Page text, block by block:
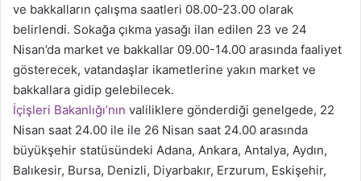
ve bakkalların çalışma saatleri 08.00-23.00 olarak
belirlendi. Sokağa çıkma yasağı ilan edilen 23 ve 24
Nisan’da market ve bakkallar 09.00-14.00 arasında faaliyet
gösterecek, vatandaşlar ikametlerine yakın market ve
bakkallara gidip gelebilecek.
İçişleri Bakanlığı’nın valiliklere gönderdiği genelgede, 22
Nisan saat 24.00 ile ile 26 Nisan saat 24.00 arasında
büyükşehir statüsündeki Adana, Ankara, Antalya, Aydın,
Balıkesir, Bursa, Denizli, Diyarbakır, Erzurum, Eskişehir,